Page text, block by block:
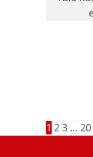
1 2 3 … 20